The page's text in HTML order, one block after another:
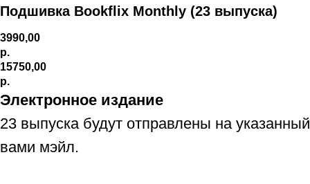
Подшивка Bookflix Monthly (23 выпуска)
3990,00
р.
15750,00
р.
Электронное издание
23 выпуска будут отправлены на указанный
вами мэйл.